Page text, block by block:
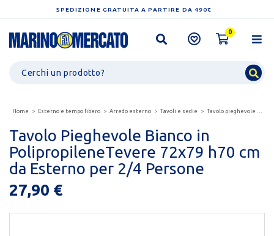
SPEDIZIONE GRATUITA A PARTIRE DA 490€
0
Home Esterno e tempo libero Arredo esterno Tavoli e sedie Tavolo pieghevole bianco in polipropilenetevere 72x79...
Tavolo Pieghevole Bianco in
PolipropileneTevere 72x79 h70 cm
da Esterno per 2/4 Persone
27,90 €